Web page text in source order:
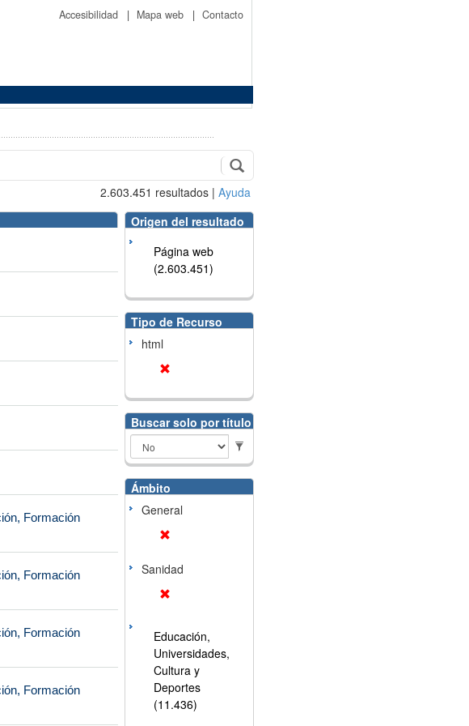
Accesibilidad | Mapa web | Contacto
2.603.451 resultados | Ayuda
Formación
Formación
Formación
Formación
Origen del resultado
Página web
(2.603.451)
Tipo de Recurso
html
Buscar solo por título
Ámbito
General
Sanidad
Educación,
Universidades,
Cultura y
Deportes
(11.436)